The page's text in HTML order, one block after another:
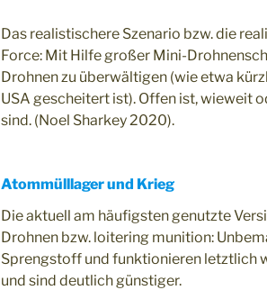
Das realistischere Szenario bzw. die
Force: Mit Hilfe großer Mini-
Drohnen zu überwältigen (wie etwa
USA gescheitert ist). Offen ist, wieweit
sind. (Noel Sharkey 2020).
Atommülllager und Krieg
Die aktuell am häufigsten genutzte
Drohnen bzw. loitering munition:
Sprengstoff und funktionieren letztlich
und sind deutlich günstiger.